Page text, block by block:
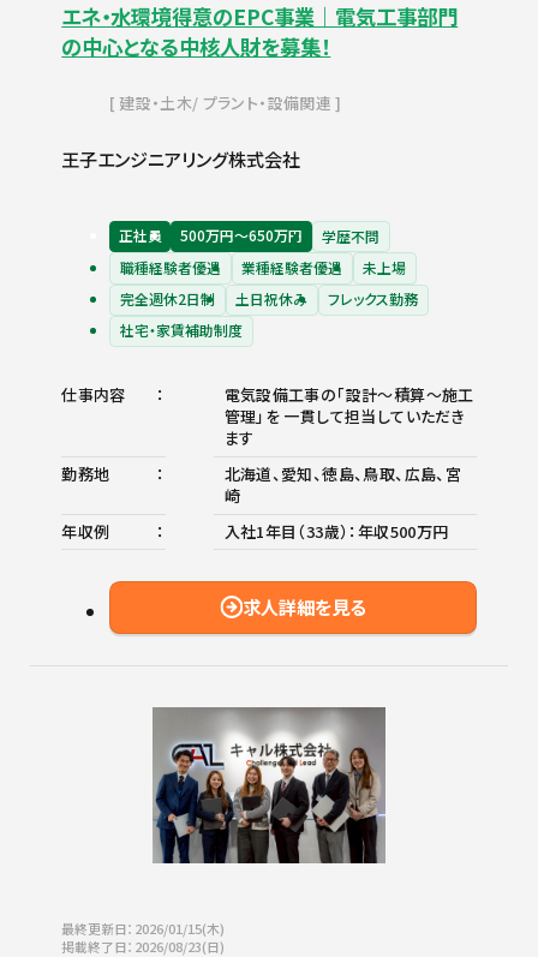
エネ・水環境得意のEPC事業｜電気工事部門
の中心となる中核人財を募集！
建設・土木 プラント・設備関連
王子エンジニアリング株式会社
正社員 500万円〜650万円
学歴不問
職種経験者優遇
業種経験者優遇
未上場
完全週休2日制
土日祝休み
フレックス勤務
社宅・家賃補助制度
仕事内容
電気設備工事の「設計～積算～施工
管理」を 一貫して担当していただき
ます
勤務地
北海道、愛知、徳島、鳥取、広島、宮
崎
年収例
入社1年目（33歳）：年収500万円
求人詳細を見る
最終更新日：2026/01/15(木)
掲載終了日：2026/08/23(日)